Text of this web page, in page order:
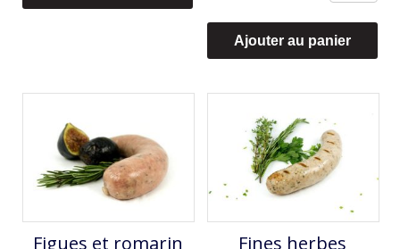
(25,49/KG)
Feta,
tomates
olives
noires
(28,49/KG)
Ajouter au panier
Figues et romarin
Fines herbes